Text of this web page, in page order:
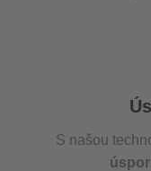
S našou